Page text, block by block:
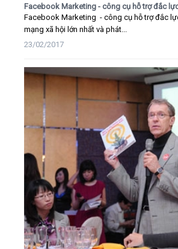
Facebook Marketing - công cụ hỗ trợ đắc
Facebook Marketing - công cụ hỗ trợ đắc
mạng xã hội lớn nhất và phát...
23/02/2017